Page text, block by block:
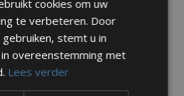
in alle maten
voor 3 dagen
cookies om uw
te verbeteren. Door
stemt u in
overeenstemming met
Lees verder